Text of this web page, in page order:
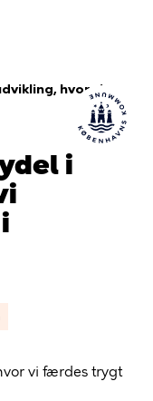
hvor vi
i
vi færdes trygt